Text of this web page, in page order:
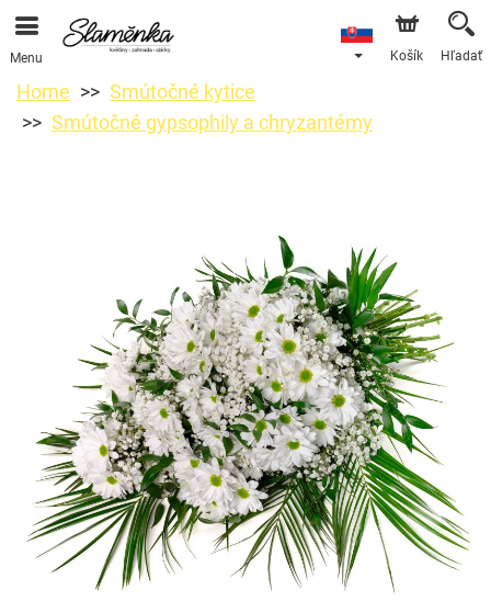
Menu Košík Hľadať
Home
Smútočné kytice
Smútočné gypsophily a chryzantémy